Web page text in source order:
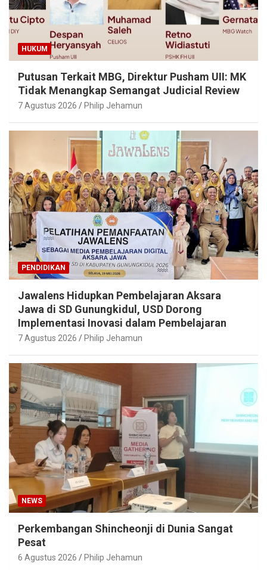
HUKUM
Putusan Terkait MBG, Direktur Pusham UII: MK
Tidak Menangkap Semangat Judicial Review
7 Agustus 2026 Philip Jehamun
PENDIDIKAN
Jawalens Hidupkan Pembelajaran Aksara
Jawa di SD Gunungkidul, USD Dorong
Implementasi Inovasi dalam Pembelajaran
7 Agustus 2026 Philip Jehamun
NEWS
Perkembangan Shincheonji di Dunia Sangat
Pesat
6 Agustus 2026 Philip Jehamun